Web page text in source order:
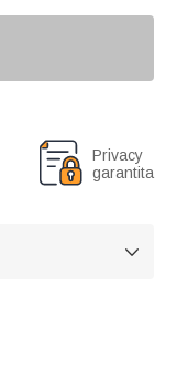
Privacy
garantita
